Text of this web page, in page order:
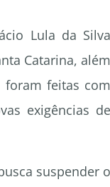
Lula da Silva
Catarina, além
foram feitas com
exigências de
suspender o